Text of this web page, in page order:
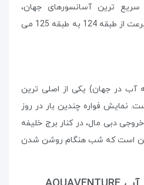
ترین آسانسورهای جهان،
گردشگران برج خلیفه را به سرعت از طبقه 124 به طبقه 125 می
آب در جهان) یکی از اصلی ترین
نمایش فواره چندین بار در روز
دبی مال، در کنار برج خلیفه
این است که شب هنگام روشن شدن